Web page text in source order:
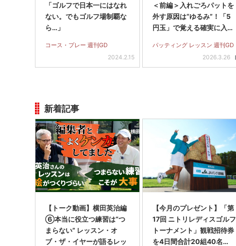
「ゴルフで日本一にはなれ
ない。でもゴルフ場制覇な
ら…」
コース・プレー 週刊GD
2024.2.15
＜前編＞入れごろパットを
外す原因は“ゆるみ”！「5
円玉」で覚える確実に入れ
パッティング レッスン 週刊GD
2026.3.26
新着記事
【トーク動画】横田英治編
⑥本当に役立つ練習は“つ
まらない” レッスン・オ
ブ・ザ・イヤーが語るレッ
【今月のプレゼント】「第
17回 ニトリレディスゴルフ
トーナメント」観戦招待券
を4日間合計20組40名…